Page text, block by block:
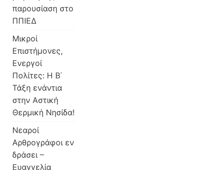
παρουσίαση στο
ΠΠΙΕΔ
Μικροί
Επιστήμονες,
Ενεργοί
Πολίτες: Η Β΄
Τάξη ενάντια
στην Αστική
Θερμική Νησίδα!
Νεαροί
Αρθρογράφοι εν
δράσει –
Ευαγγελία